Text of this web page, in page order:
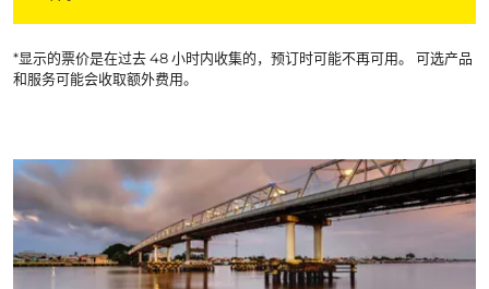
*显示的票价是在过去 48 小时内收集的，预订时可能不再可用。 可选产品
和服务可能会收取额外费用。